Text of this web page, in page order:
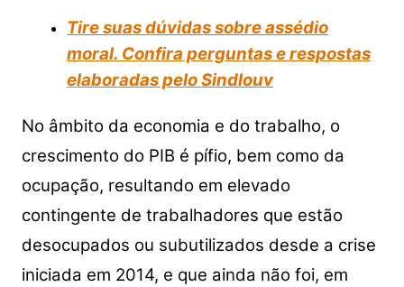
Tire suas dúvidas sobre assédio
moral. Confira perguntas e respostas
elaboradas pelo Sindlouv
No âmbito da economia e do trabalho, o
crescimento do PIB é pífio, bem como da
ocupação, resultando em elevado
contingente de trabalhadores que estão
desocupados ou subutilizados desde a crise
iniciada em 2014, e que ainda não foi, em